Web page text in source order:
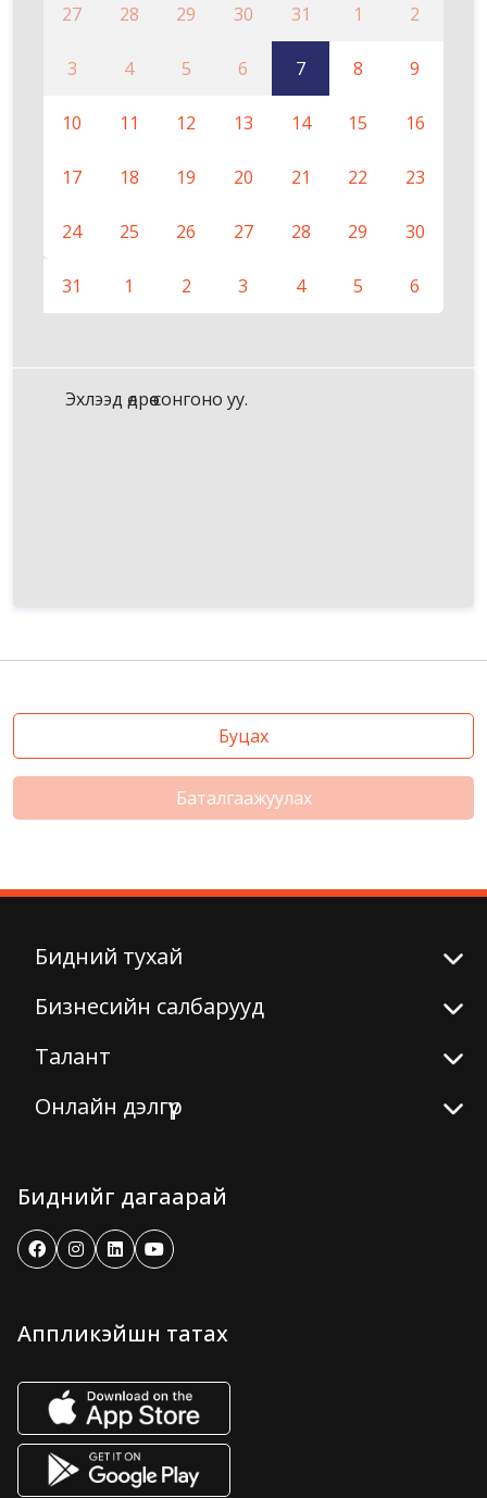
27
28 29 30 31 1 2
3 4 5 6 7 8 9
10 11 12 13 14 15 16
17 18 19 20 21 22 23
24 25 26 27 28 29 30
31 1 2 3 4 5 6
Эхлээд өдрөө сонгоно уу.
Буцах
Баталгаажуулах
Бидний тухай
Бизнесийн салбарууд
Талант
Онлайн дэлгүүр
Биднийг дагаарай
Аппликэйшн татах